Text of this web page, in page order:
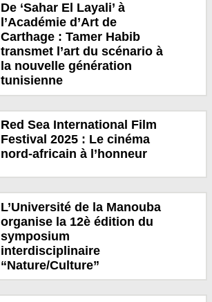
De ‘Sahar El Layali’ à
l’Académie d’Art de
Carthage : Tamer Habib
transmet l’art du scénario à
la nouvelle génération
tunisienne
Red Sea International Film
Festival 2025 : Le cinéma
nord-africain à l’honneur
L’Université de la Manouba
organise la 12è édition du
symposium
interdisciplinaire
“Nature/Culture”